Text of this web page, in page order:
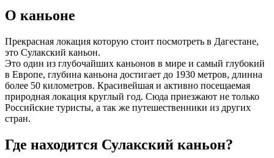
О каньоне
Прекрасная локация которую стоит посмотреть в Дагестане,
это Сулакский каньон.
Это один из глубочайших каньонов в мире и самый глубокий
в Европе, глубина каньона достигает до 1930 метров, длинна
более 50 километров. Красивейшая и активно посещаемая
природная локация круглый год. Сюда приезжают не только
Российские туристы, а так же путешественники из других
стран.
Где находится Сулакский каньон?